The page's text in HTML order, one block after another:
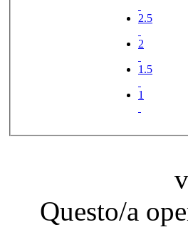
2.5
2
1.5
1
Questo/a